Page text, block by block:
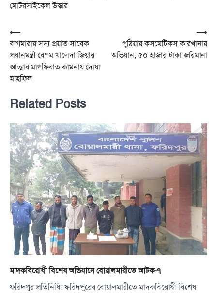
মোটরসাইকেল উদ্ধার
Post
navigation
⟵
বাগমারায় সদ্য প্রয়াত সাবেক
প্রধানমন্ত্রী বেগম খালেদা জিয়ার
আত্মার মাগফিরাত কামনায় দোয়া
মাহফিল
পুঠিয়ায় কসমেটিকস কারখানায়
অভিযান, ৫০ হাজার টাকা জরিমানা
⟶
Related Posts
মাদকবিরোধী বিশেষ অভিযানে বোয়ালমারীতে আটক-৭
ফরিদপুর প্রতিনিধি: ফরিদপুরের বোয়ালমারীতে মাদকবিরোধী বিশেষ